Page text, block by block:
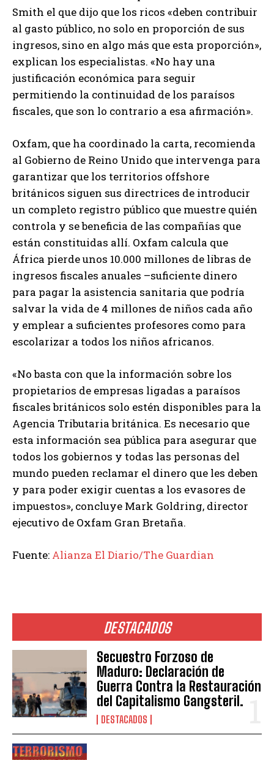
DESTACADOS
Secuestro Forzoso de
Maduro: Declaración de
Guerra Contra la Restauración
del Capitalismo Gangsteril.
DESTACADOS
Smith el que dijo que los ricos «deben contribuir
al gasto público, no solo en proporción de sus
ingresos, sino en algo más que esta proporción»,
explican los especialistas. «No hay una
justificación económica para seguir
permitiendo la continuidad de los paraísos
fiscales, que son lo contrario a esa afirmación».
Oxfam, que ha coordinado la carta, recomienda
al Gobierno de Reino Unido que intervenga para
garantizar que los territorios offshore
británicos siguen sus directrices de introducir
un completo registro público que muestre quién
controla y se beneficia de las compañías que
están constituidas allí. Oxfam calcula que
África pierde unos 10.000 millones de libras de
ingresos fiscales anuales –suficiente dinero
para pagar la asistencia sanitaria que podría
salvar la vida de 4 millones de niños cada año
y emplear a suficientes profesores como para
escolarizar a todos los niños africanos.
«No basta con que la información sobre los
propietarios de empresas ligadas a paraísos
fiscales británicos solo estén disponibles para la
Agencia Tributaria británica. Es necesario que
esta información sea pública para asegurar que
todos los gobiernos y todas las personas del
mundo pueden reclamar el dinero que les deben
y para poder exigir cuentas a los evasores de
impuestos», concluye Mark Goldring, director
ejecutivo de Oxfam Gran Bretaña.
Fuente: Alianza El Diario/The Guardian